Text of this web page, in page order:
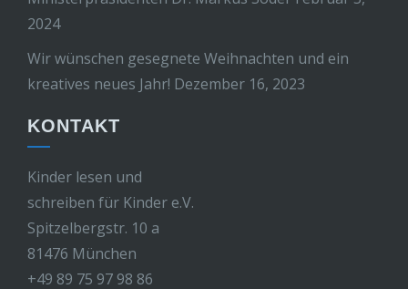
2024
Wir wünschen gesegnete Weihnachten und ein
kreatives neues Jahr! Dezember 16, 2023
KONTAKT
Kinder lesen und
schreiben für Kinder e.V.
Spitzelbergstr. 10 a
81476 München
+49 89 75 97 98 86